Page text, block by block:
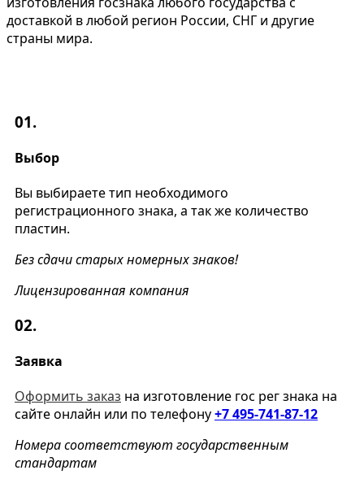
доставкой в любой регион России, СНГ и другие
страны мира.
01.
Выбор
Вы выбираете тип необходимого
регистрационного знака, а так же количество
пластин.
Без сдачи старых номерных знаков!
Лицензированная компания
02.
Заявка
Оформить заказ на изготовление гос рег знака на
сайте онлайн или по телефону+7 495-741-87-12
Номера соответствуют государственным
стандартам